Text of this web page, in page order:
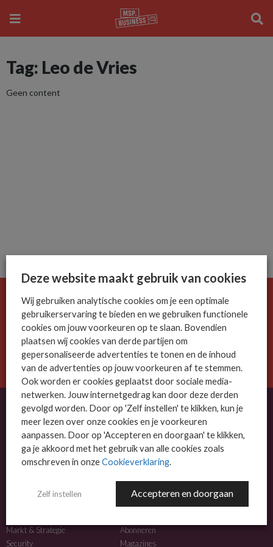
Tag: Leo de Vries
Geen content
De ICT-wereld is snel. Mis niets.
Meld je nu aan voor de MSP Business nieuwsbrief.
AANMELDEN
OVER MSP BUSINESS
MSP Business is het kennisplatform voor IT-dienstverleners met MKB-focus.
NIEUWS
Markt & Strategie
Security
MEER INFO
Abonneren
Magazines
Deze website maakt gebruik van cookies
Wij gebruiken analytische cookies om je een optimale
gebruikerservaring te bieden en we gebruiken functionele
cookies om jouw voorkeuren op te slaan. Bovendien
plaatsen wij cookies van derde partijen om
gepersonaliseerde advertenties te tonen en de inhoud
van de advertenties op jouw voorkeuren af te stemmen.
Ook worden er cookies geplaatst door sociale media-
netwerken. Jouw internetgedrag kan door deze derden
gevolgd worden. Door op 'Zelf instellen' te klikken, kun je
meer lezen over onze cookies en je voorkeuren
aanpassen. Door op 'Accepteren en doorgaan' te klikken,
ga je akkoord met het gebruik van alle cookies zoals
omschreven in onzeCookieverklaring.
Zelf instellen Accepteren en doorgaan